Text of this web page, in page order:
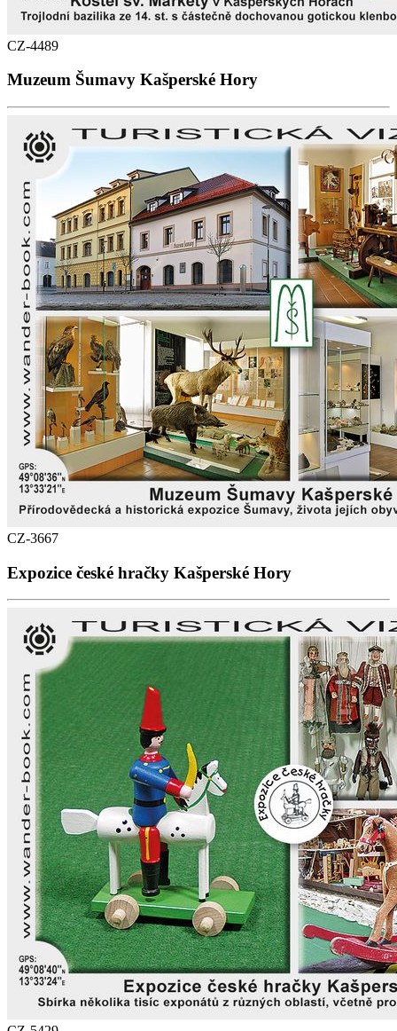
CZ-4489
Muzeum Šumavy Kašperské Hory
CZ-3667
Expozice české hračky Kašperské Hory